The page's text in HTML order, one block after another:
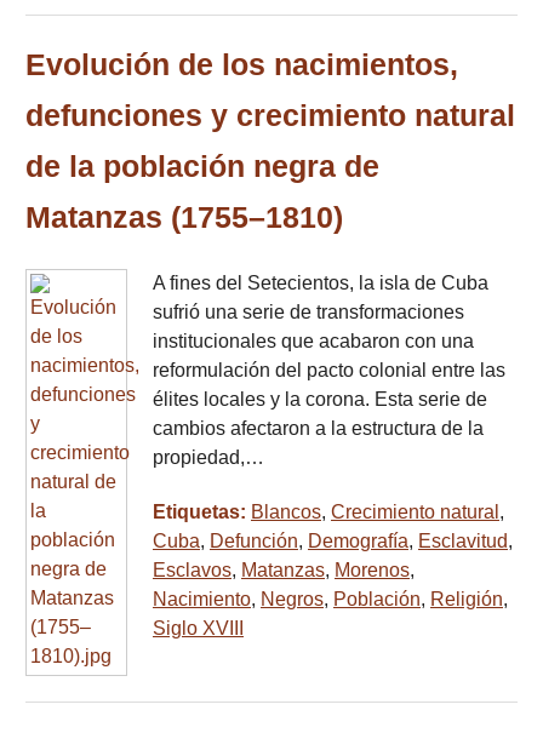
Evolución de los nacimientos,
defunciones y crecimiento natural
de la población negra de
Matanzas (1755–1810)
A fines del Setecientos, la isla de Cuba
sufrió una serie de transformaciones
institucionales que acabaron con una
reformulación del pacto colonial entre las
élites locales y la corona. Esta serie de
cambios afectaron a la estructura de la
propiedad,…
Etiquetas: Blancos, Crecimiento natural ,
Cuba, Defunción, Demografía, Esclavitud,
Esclavos, Matanzas, Morenos,
Nacimiento, Negros, Población, Religión,
Siglo XVIII